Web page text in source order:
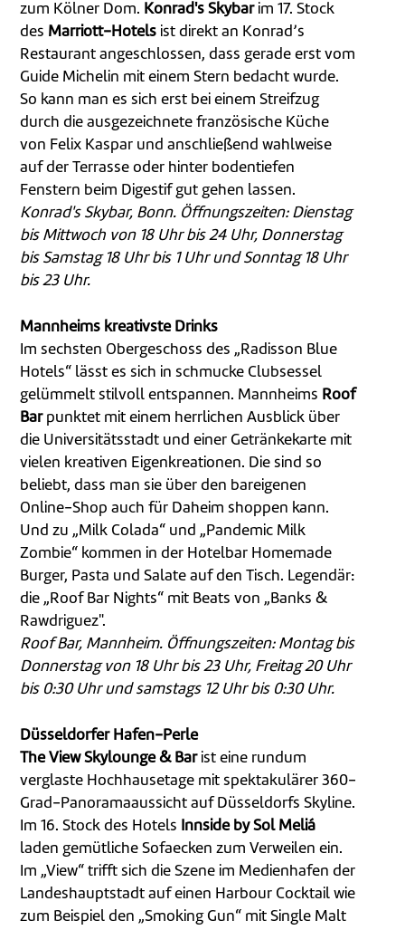
zum Kölner Dom. Konrad's Skybarim 17. Stock
des Marriott-Hotels ist direkt an Konrad’s
Restaurant angeschlossen, dass gerade erst vom
Guide Michelin mit einem Stern bedacht wurde.
So kann man es sich erst bei einem Streifzug
durch die ausgezeichnete französische Küche
von Felix Kaspar und anschließend wahlweise
auf der Terrasse oder hinter bodentiefen
Fenstern beim Digestif gut gehen lassen.
Konrad's Skybar, Bonn. Öffnungszeiten: Dienstag
bis Mittwoch von 18 Uhr bis 24 Uhr, Donnerstag
bis Samstag 18 Uhr bis 1 Uhr und Sonntag 18 Uhr
bis 23 Uhr.
Mannheims kreativste Drinks
Im sechsten Obergeschoss des „Radisson Blue
Hotels“ lässt es sich in schmucke Clubsessel
gelümmelt stilvoll entspannen. Mannheims Roof
Barpunktet mit einem herrlichen Ausblick über
die Universitätsstadt und einer Getränkekarte mit
vielen kreativen Eigenkreationen. Die sind so
beliebt, dass man sie über den bareigenen
Online-Shop auch für Daheim shoppen kann.
Und zu „Milk Colada“ und „Pandemic Milk
Zombie“ kommen in der Hotelbar Homemade
Burger, Pasta und Salate auf den Tisch. Legendär:
die „Roof Bar Nights“ mit Beats von „Banks &
Rawdriguez".
Roof Bar, Mannheim. Öffnungszeiten: Montag bis
Donnerstag von 18 Uhr bis 23 Uhr, Freitag 20 Uhr
bis 0:30 Uhr und samstags 12 Uhr bis 0:30 Uhr.
Düsseldorfer Hafen-Perle
The View Skylounge & Bar ist eine rundum
verglaste Hochhausetage mit spektakulärer 360-
Grad-Panoramaaussicht auf Düsseldorfs Skyline.
Im 16. Stock des Hotels Innside by Sol Meliá
laden gemütliche Sofaecken zum Verweilen ein.
Im „View“ trifft sich die Szene im Medienhafen der
Landeshauptstadt auf einen Harbour Cocktail wie
zum Beispiel den „Smoking Gun“ mit Single Malt